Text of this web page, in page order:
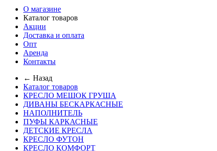
О магазине
Каталог товаров
Акции
Доставка и оплата
Опт
Аренда
Контакты
← Назад
Каталог товаров
КРЕСЛО МЕШОК ГРУША
ДИВАНЫ БЕСКАРКАСНЫЕ
НАПОЛНИТЕЛЬ
ПУФЫ КАРКАСНЫЕ
ДЕТСКИЕ КРЕСЛА
КРЕСЛО ФУТОН
КРЕСЛО КОМФОРТ